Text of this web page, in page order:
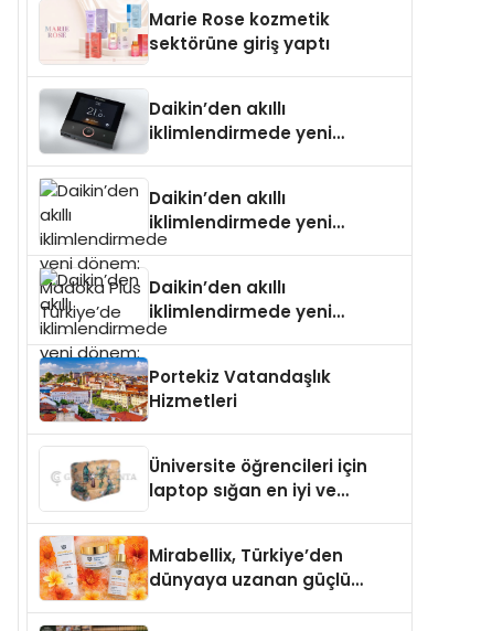
Aldı
Marie Rose kozmetik
sektörüne giriş yaptı
Daikin’den akıllı
iklimlendirmede yeni
Daikin’den akıllı
iklimlendirmede yeni
dönem: Madoka Plus
Daikin’den akıllı
iklimlendirmede yeni
dönem: Madoka Plus
Portekiz Vatandaşlık
Hizmetleri
Üniversite öğrencileri için
laptop sığan en iyi ve
Mirabellix, Türkiye’den
dünyaya uzanan güçlü